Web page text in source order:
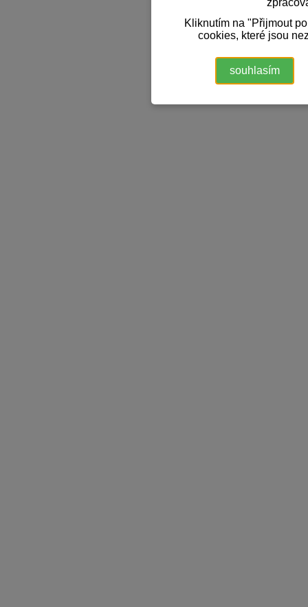
Kliknutím na "Přijmout
cookies, které jsou
souhlasím